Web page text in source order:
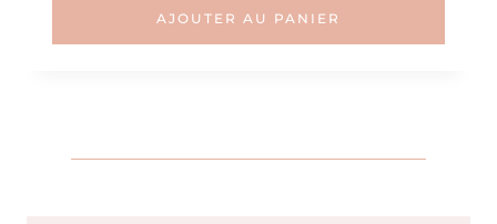
AJOUTER AU PANIER